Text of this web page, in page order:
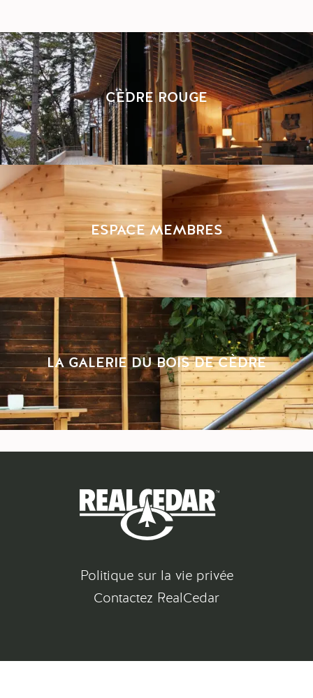
CÈDRE ROUGE
ESPACE MEMBRES
LA GALERIE DU BOIS DE CÈDRE
Politique sur la vie privée
Contactez RealCedar